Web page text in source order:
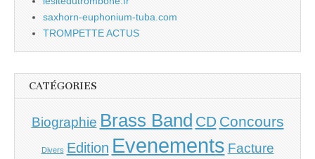
saxhorn-euphonium-tuba.com
TROMPETTE ACTUS
CATÉGORIES
Biographie Brass Band CD Concours
Divers Edition Evenements Facture